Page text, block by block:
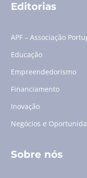
Editorias
APF – Associação
Educação
Empreendedorismo
Financiamento
Inovação
Negócios e
Sobre nós